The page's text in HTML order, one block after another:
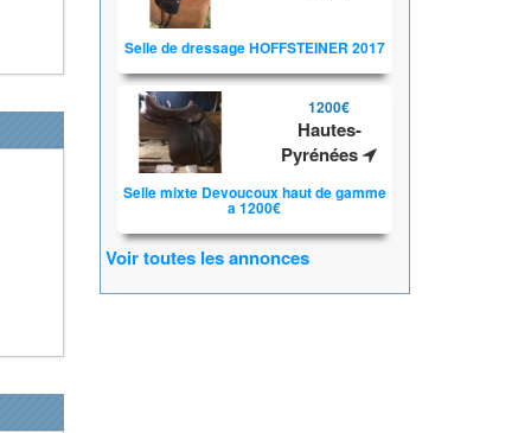
Selle de dressage HOFFSTEINER 2017
1200€
Hautes-
Pyrénées
Selle mixte Devoucoux haut de gamme
a 1200€
Voir toutes les annonces